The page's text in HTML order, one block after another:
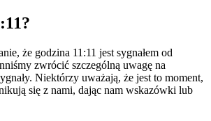
że godzina 11:11 jest sygnałem od
zwrócić szczególną uwagę na
Niektórzy uważają, że jest to moment,
się z nami, dając nam wskazówki lub